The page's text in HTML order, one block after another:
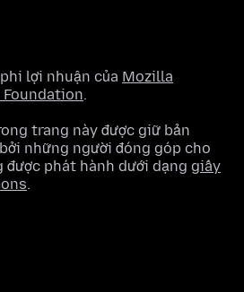
lợi nhuận của Mozilla
.
trang này được giữ bản
những người đóng góp cho
được phát hành dưới dạng giấy
.